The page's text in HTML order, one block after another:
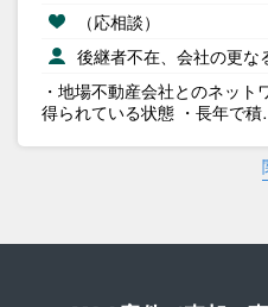
（応相談）
後継者不在、会社の更
・地場不動産会社とのネッ
得られている状態 ・長年で